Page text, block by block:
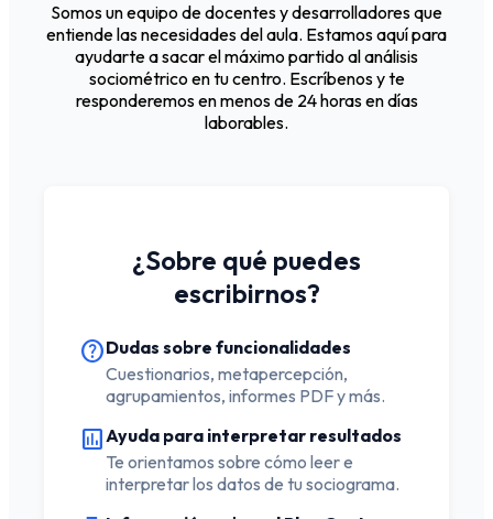
Somos un equipo de docentes y desarrolladores que
entiende las necesidades del aula. Estamos aquí para
ayudarte a sacar el máximo partido al análisis
sociométrico en tu centro. Escríbenos y te
responderemos en menos de 24 horas en días
laborables.
¿Sobre qué puedes
escribirnos?
helpDudas sobre funcionalidades
Cuestionarios, metapercepción,
agrupamientos, informes PDF y más.
assessmentAyuda para interpretar resultados
Te orientamos sobre cómo leer e
interpretar los datos de tu sociograma.